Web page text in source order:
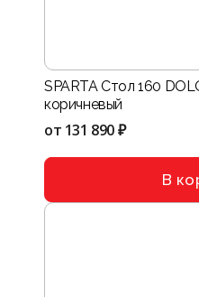
SPARTA Стол 160
коричневый
от 131 890 ₽
В